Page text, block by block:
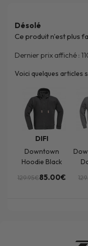
Désolé
Ce produit n'est plus
Dernier prix affiché :
Voici quelques articles
DIFI
Downtown
Hoodie Black
129.95€85.00€